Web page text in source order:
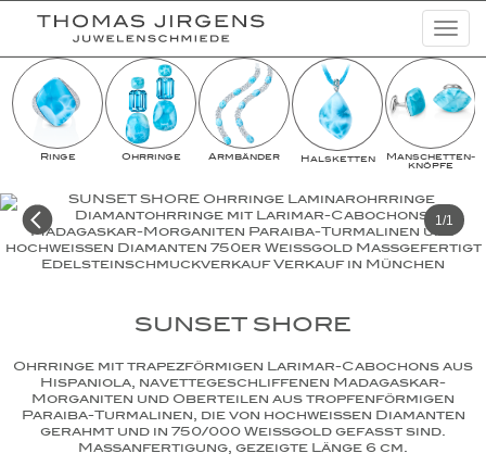
Schmuckkreationen
Highlights
Lookbooks
Kampagnen
News
Unternehmen
Ringe Ohrringe Armbänder Halsketten Man­schet­ten­­
knöpfe
1/1
SUNSET SHORE
Ohrringe mit trapezförmigen Larimar-Cabochons aus
Hispaniola, navettegeschliffenen Madagaskar-
Morganiten und Oberteilen aus tropfenförmigen
Paraiba-Turmalinen, die von hochweißen Diamanten
gerahmt und in 750/000 Weißgold gefasst sind.
Maßanfertigung, gezeigte Länge 6 cm.